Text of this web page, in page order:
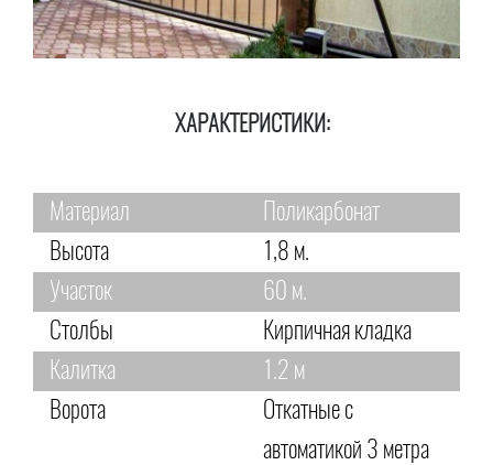
ХАРАКТЕРИСТИКИ:
Материал
Поликарбонат
Высота
1,8 м.
Участок
60 м.
Столбы
Кирпичная кладка
Калитка
1.2 м
Ворота
Откатные с
автоматикой 3 метра